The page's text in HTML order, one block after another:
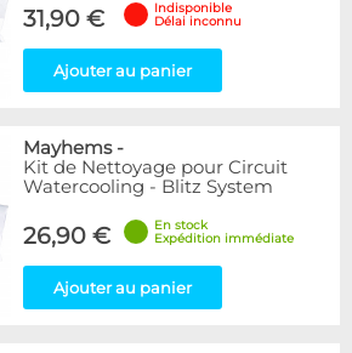
31,90 €
Indisponible
Délai inconnu
Ajouter au panier
Mayhems-
Kit de Nettoyage pour Circuit
Watercooling - Blitz System
26,90 €
En stock
Expédition immédiate
Ajouter au panier